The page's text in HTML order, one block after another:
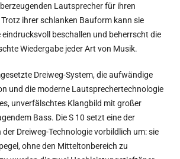
Lautsprecher für ihren
ihrer schlanken Bauform kann sie
beschallen und beherrscht die
Wiedergabe jeder Art von Musik.
Dreiweg-System, die aufwändige
und die moderne Lautsprechertechnologie
unverfälschtes Klangbild mit großer
Bass. Die S 10 setzt eine der
Dreiweg-Technologie vorbildlich um: sie
ohne den Mitteltonbereich zu